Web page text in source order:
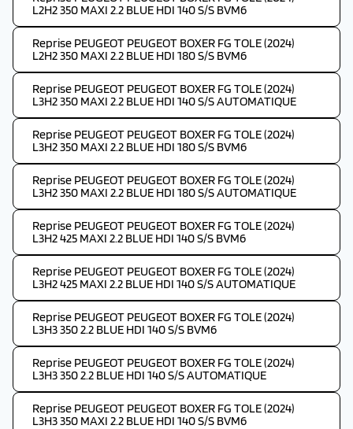
L2H2 350 MAXI 2.2 BLUE HDI 140 S/S BVM6
Reprise PEUGEOT PEUGEOT BOXER FG TOLE (2024)
L2H2 350 MAXI 2.2 BLUE HDI 180 S/S BVM6
Reprise PEUGEOT PEUGEOT BOXER FG TOLE (2024)
L3H2 350 MAXI 2.2 BLUE HDI 140 S/S AUTOMATIQUE
Reprise PEUGEOT PEUGEOT BOXER FG TOLE (2024)
L3H2 350 MAXI 2.2 BLUE HDI 180 S/S BVM6
Reprise PEUGEOT PEUGEOT BOXER FG TOLE (2024)
L3H2 350 MAXI 2.2 BLUE HDI 180 S/S AUTOMATIQUE
Reprise PEUGEOT PEUGEOT BOXER FG TOLE (2024)
L3H2 425 MAXI 2.2 BLUE HDI 140 S/S BVM6
Reprise PEUGEOT PEUGEOT BOXER FG TOLE (2024)
L3H2 425 MAXI 2.2 BLUE HDI 140 S/S AUTOMATIQUE
Reprise PEUGEOT PEUGEOT BOXER FG TOLE (2024)
L3H3 350 2.2 BLUE HDI 140 S/S BVM6
Reprise PEUGEOT PEUGEOT BOXER FG TOLE (2024)
L3H3 350 2.2 BLUE HDI 140 S/S AUTOMATIQUE
Reprise PEUGEOT PEUGEOT BOXER FG TOLE (2024)
L3H3 350 MAXI 2.2 BLUE HDI 140 S/S BVM6